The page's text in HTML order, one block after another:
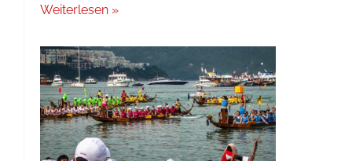
Weiterlesen »